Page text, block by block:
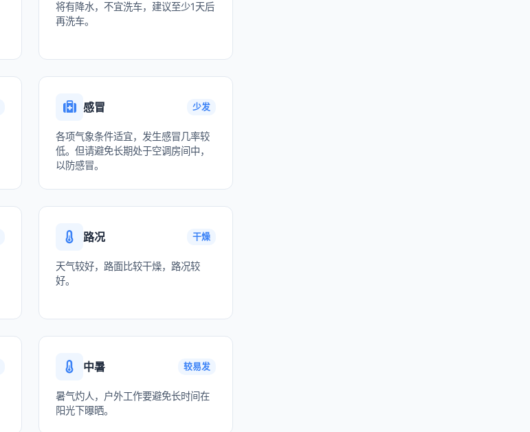
将有降水，不宜洗车，建议至少1天后
再洗车。
感冒 少发
各项气象条件适宜，发生感冒几率较
低。但请避免长期处于空调房间中，
以防感冒。
路况 干燥
天气较好，路面比较干燥，路况较
好。
中暑 较易发
暑气灼人，户外工作要避免长时间在
阳光下曝晒。